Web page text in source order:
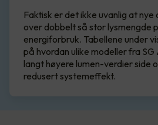
Faktisk er det ikke uvanlig at
over dobbelt så stor lysmengde
energiforbruk. Tabellene under
på hvordan ulike modeller fra
langt høyere lumen-verdier side
redusert systemeffekt.